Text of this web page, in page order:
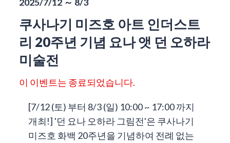
쿠사나기 미즈호 아트 인더스트
리 20주년 기념 요나 앳 던 오하라
미술전
이 이벤트는 종료되었습니다.
[7/12 (토) 부터 8/3 (일) 10:00 ~ 17:00 까지
개최!] '던 요나 오하라 그림전'은 쿠사나기
미즈호 화백 20주년을 기념하여 전례 없는